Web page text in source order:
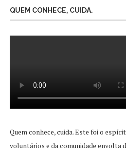
QUEM CONHECE, CUIDA.
Quem conhece, cuida. Este foi o
voluntários e da comunidade envolta